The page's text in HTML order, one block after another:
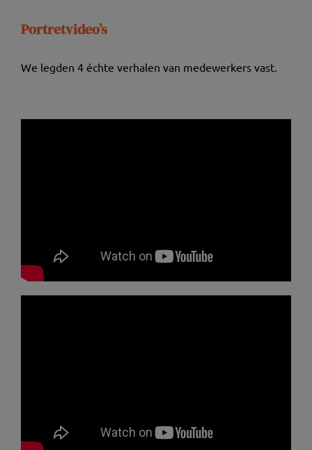
Portretvideo’s
We legden 4 échte verhalen van medewerkers vast.